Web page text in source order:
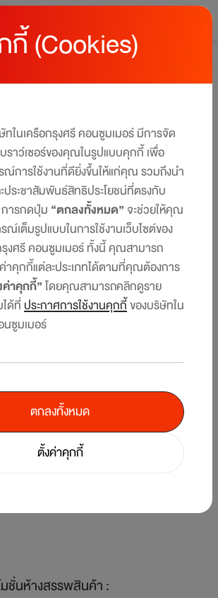
ยชน์และโปรโมชันมากมาย ครบทุกไลฟ์สไตล์
6/7
อน* ที่ แผนก Beauty ห้างสรรพสินค้าโรบินสัน (รวม
ชั่นห้างสรรพสินค้า :
กี้ (Cookies)
ทในเครือกรุงศรี คอนซูมเมอร์ มีการจัด
ราว์เซอร์ของคุณในรูปแบบคุกกี้ เพื่อ
ณ์การใช้งานที่ดียิ่งขึ้นให้แก่คุณ รวมถึงนำ
ประชาสัมพันธ์สิทธิประโยชน์ที่ตรงกับ
ารกดปุ่ม “ตกลงทั้งหมด”จะช่วยให้คุณ
ณ์เต็มรูปแบบในการใช้งานเว็บไซต์ของ
งศรี คอนซูมเมอร์ ทั้งนี้ คุณสามารถ
คุกกี้แต่ละประเภทได้ตามที่คุณต้องการ
าคุกกี้”โดยคุณสามารถคลิกดูราย
ได้ที่ ประกาศการใช้งานคุกกี้ของบริษัทใน
นซูมเมอร์
ตั้งค่าคุกกี้
ตกลงทั้งหมด